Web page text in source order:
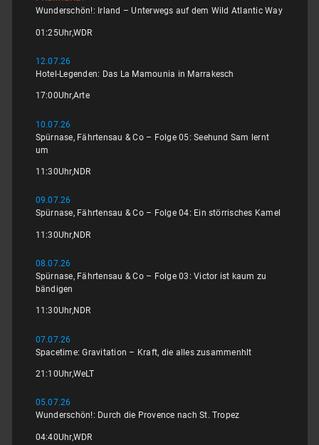
Wunderschön!: Irland – Unterwegs auf dem Wild Atlantic Way
01:25Uhr,WDR
12.07.26
Hotel-Legenden: Das La Mamounia in Marrakesch
17:00Uhr,Arte
10.07.26
Spürnase, Fährtensau & Co – Folge 05: Seehund Sam lernt
um
11:30Uhr,NDR
09.07.26
Spürnase, Fährtensau & Co – Folge 04: Ein störrisches Kamel
11:30Uhr,NDR
08.07.26
Spürnase, Fährtensau & Co – Folge 03: Victor ist kaum zu
bändigen
11:30Uhr,NDR
07.07.26
Spacetime: Gravitation – Kraft, die alles zusammenhlt
21:10Uhr,WeLT
05.07.26
Wunderschön!: Durch die Provence nach St. Tropez
04:40Uhr,WDR